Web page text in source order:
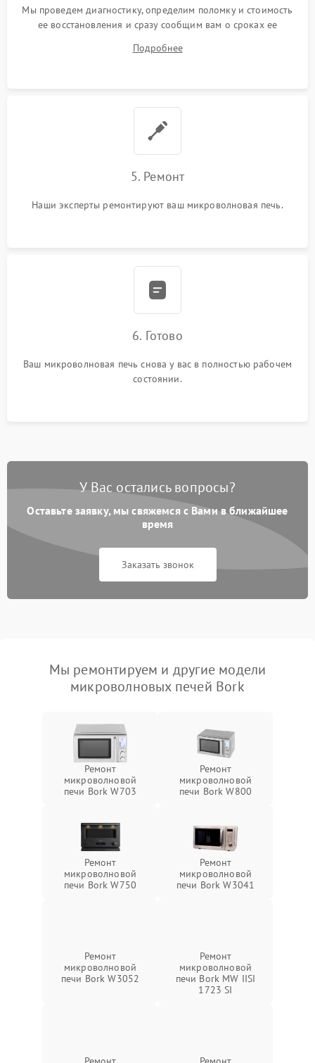
Мы проведем диагностику, определим поломку и стоимость
ее восстановления и сразу сообщим вам о сроках ее
Подробнее
5. Ремонт
Наши эксперты ремонтируют ваш микроволновая печь.
6. Готово
Ваш микроволновая печь снова у вас в полностью рабочем
состоянии.
У Вас остались вопросы?
Оставьте заявку, мы свяжемся с Вами в ближайшее
время
Заказать звонок
Мы ремонтируем и другие модели
микроволновых печей Bork
Ремонт
микроволновой
печи Bork W703
Ремонт
микроволновой
печи Bork W800
Ремонт
микроволновой
печи Bork W750
Ремонт
микроволновой
печи Bork W3041
Ремонт
микроволновой
печи Bork W3052
Ремонт
микроволновой
печи Bork MW IISI
1723 SI